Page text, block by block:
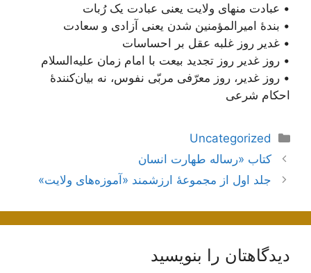
• عبادت منهای ولایت یعنی عبادت یک رُبات
• بندۀ امیرالمؤمنین شدن یعنی آزادی و سعادت
• غدیر روز غلبه عقل بر احساسات
• روز غدیر روز تجدید بیعت با امام زمان علیه‌السلام
• روز غدیر، روز معرّفی مربّی نفوس، نه بیان‌کنندۀ
احکام شرعی
دسته‌ها
Uncategorized
ناوبری
نوشته‌ها
کتاب «رساله طهارت انسان
جلد اول از مجموعۀ ارزشمند «آموزه‌های ولایت»
دیدگاهتان را بنویسید